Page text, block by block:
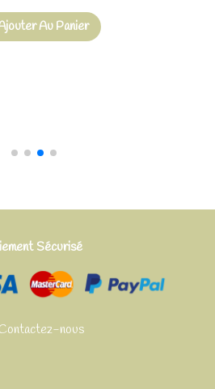
pierre de lave et oeil de tigre
Sécurisé
nous